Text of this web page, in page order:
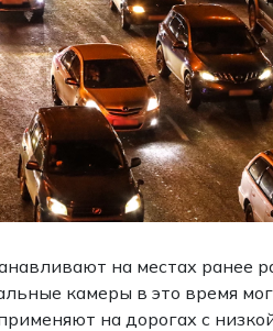
на местах ранее
камеры в это время
на дорогах с